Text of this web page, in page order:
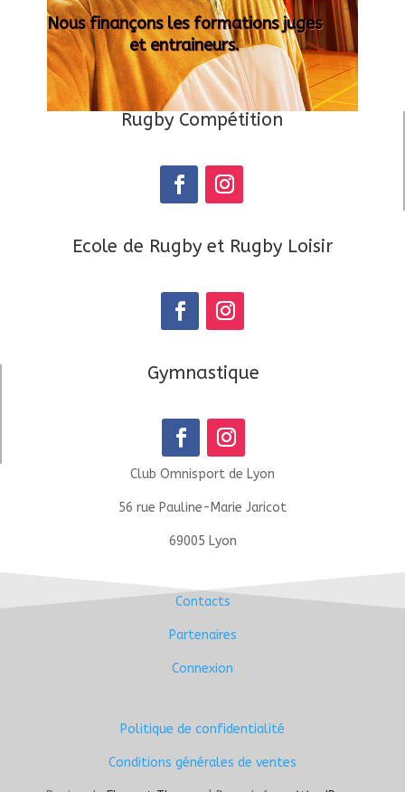
Nous finançons les formations juges
et entraineurs.
Rugby Compétition
Ecole de Rugby et Rugby Loisir
Gymnastique
Club Omnisport de Lyon
56 rue Pauline-Marie Jaricot
69005 Lyon
Contacts
Partenaires
Connexion
Politique de confidentialité
Conditions générales de ventes